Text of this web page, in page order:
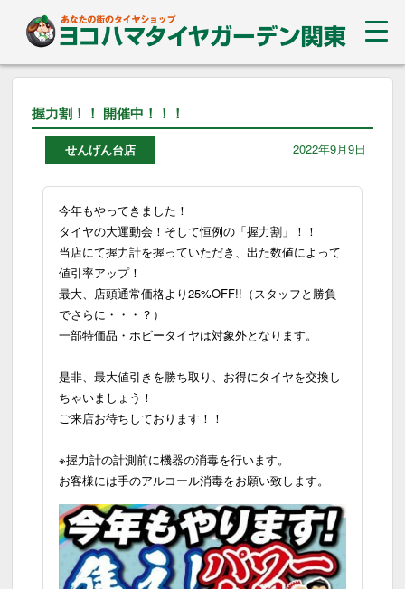
握力割！！ 開催中！！！
せんげん台店 2022年9月9日
今年もやってきました！
タイヤの大運動会！そして恒例の「握力割」！！
当店にて握力計を握っていただき、出た数値によって
値引率アップ！
最大、店頭通常価格より25%OFF!!（スタッフと勝負
でさらに・・・？）
一部特価品・ホビータイヤは対象外となります。
是非、最大値引きを勝ち取り、お得にタイヤを交換し
ちゃいましょう！
ご来店お待ちしております！！
※握力計の計測前に機器の消毒を行います。
お客様には手のアルコール消毒をお願い致します。